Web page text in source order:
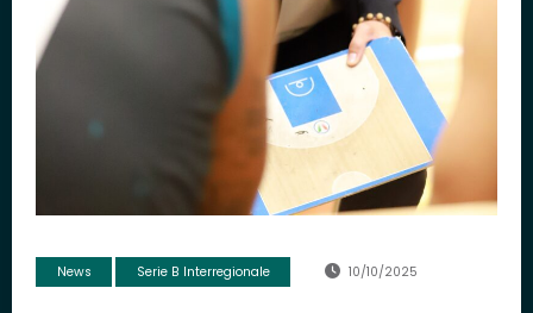
News Serie B Interregionale 10/10/2025